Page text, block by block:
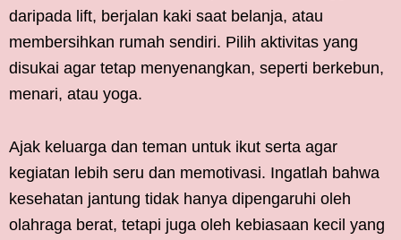
daripada lift, berjalan kaki saat belanja, atau
membersihkan rumah sendiri. Pilih aktivitas yang
disukai agar tetap menyenangkan, seperti berkebun,
menari, atau yoga.
Ajak keluarga dan teman untuk ikut serta agar
kegiatan lebih seru dan memotivasi. Ingatlah bahwa
kesehatan jantung tidak hanya dipengaruhi oleh
olahraga berat, tetapi juga oleh kebiasaan kecil yang